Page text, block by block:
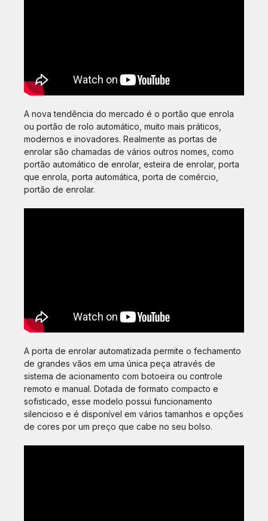
A nova tendência do mercado é o portão que enrola
ou portão de rolo automático, muito mais práticos,
modernos e inovadores. Realmente as portas de
enrolar são chamadas de vários outros nomes, como
portão automático de enrolar, esteira de enrolar, porta
que enrola, porta automática, porta de comércio,
portão de enrolar.
A porta de enrolar automatizada permite o fechamento
de grandes vãos em uma única peça através de
sistema de acionamento com botoeira ou controle
remoto e manual. Dotada de formato compacto e
sofisticado, esse modelo possui funcionamento
silencioso e é disponível em vários tamanhos e opções
de cores por um preço que cabe no seu bolso.